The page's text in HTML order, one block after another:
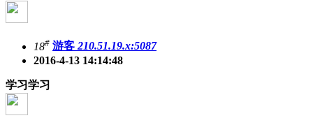
18# 游客210.51.19.x:5087
2016-4-13 14:14:48
学习学习